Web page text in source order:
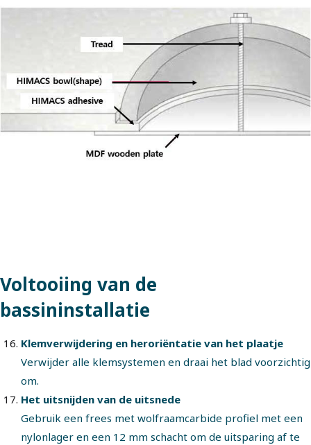
Voltooiing van de
bassininstallatie
Klemverwijdering en heroriëntatie van het plaatje
Verwijder alle klemsystemen en draai het blad voorzichtig
om.
Het uitsnijden van de uitsnede
Gebruik een frees met wolfraamcarbide profiel met een
nylonlager en een 12 mm schacht om de uitsparing af te